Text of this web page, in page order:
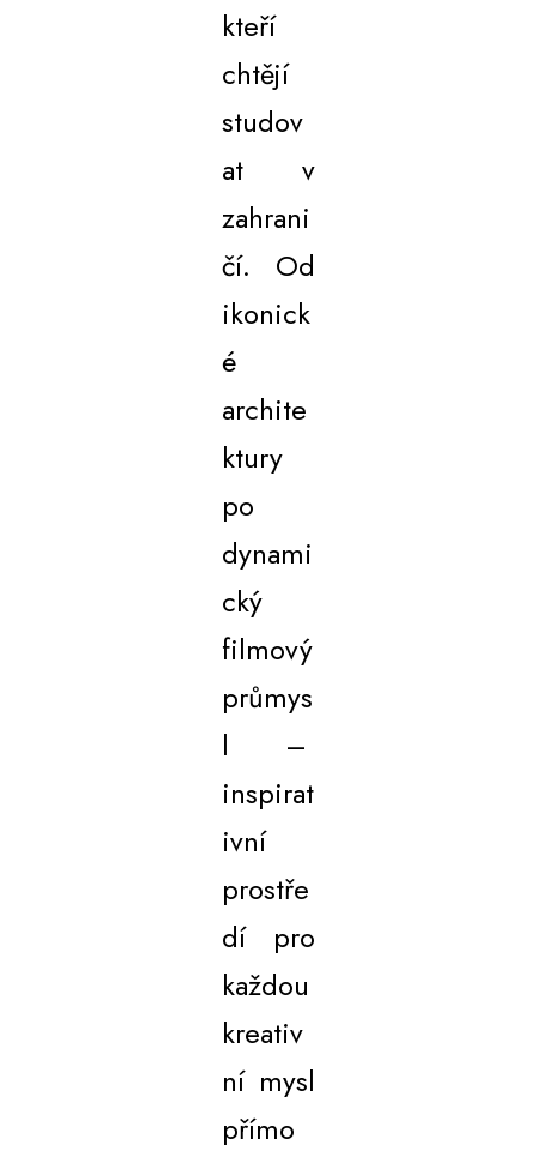
kteří
chtějí
studov
at v
zahrani
čí. Od
ikonick
é
archite
ktury
po
dynami
cký
filmový
průmys
l –
inspirat
ivní
prostře
dí pro
každou
kreativ
ní mysl
přímo